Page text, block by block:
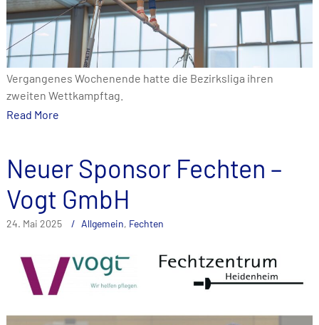
Vergangenes Wochenende hatte die Bezirksliga ihren
zweiten Wettkampftag.
Read More
Neuer Sponsor Fechten –
Vogt GmbH
24. Mai 2025 Allgemein, Fechten